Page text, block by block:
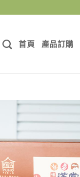
首頁 產品訂購